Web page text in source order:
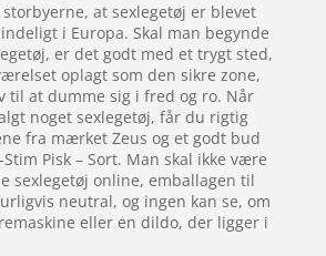
at sexlegetøj er blevet
i Europa. Skal man begynde
er det godt med et trygt sted,
oplagt som den sikre zone,
til at dumme sig i fred og ro. Når
noget sexlegetøj, får du rigtig
fra mærket Zeus og et godt bud
Pisk – Sort. Man skal ikke være
sexlegetøj online, emballagen til
neutral, og ingen kan se, om
eller en dildo, der ligger i